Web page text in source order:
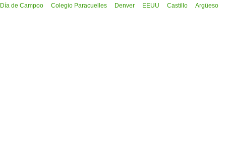
Día de Campoo
Colegio Paracuelles Denver EEUU Castillo Argüeso